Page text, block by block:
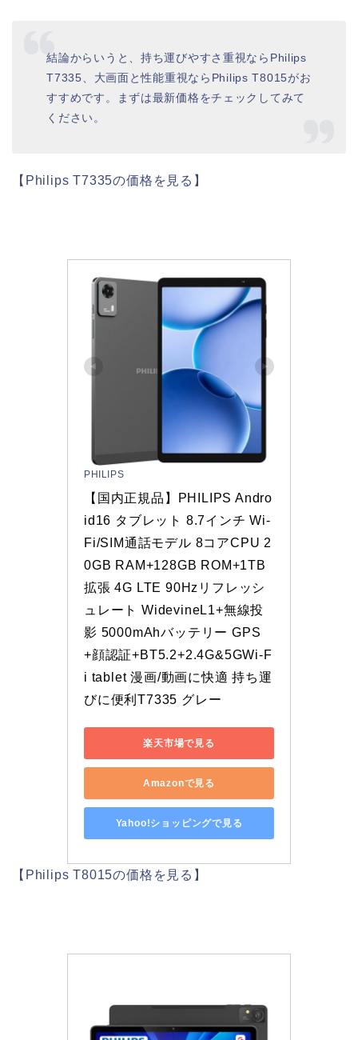
結論からいうと、持ち運びやすさ重視ならPhilips
T7335、大画面と性能重視ならPhilips T8015がお
すすめです。まずは最新価格をチェックしてみて
ください。
【Philips T7335の価格を見る】
PHILIPS
【国内正規品】PHILIPS Andro
id16 タブレット 8.7インチ Wi-
Fi/SIM通話モデル 8コアCPU 2
0GB RAM+128GB ROM+1TB
拡張 4G LTE 90Hzリフレッシ
ュレート WidevineL1+無線投
影 5000mAhバッテリー GPS
+顔認証+BT5.2+2.4G&5GWi-F
i tablet 漫画/動画に快適 持ち運
びに便利T7335 グレー
楽天市場で見る
Amazonで見る
Yahoo!ショッピングで見る
【Philips T8015の価格を見る】